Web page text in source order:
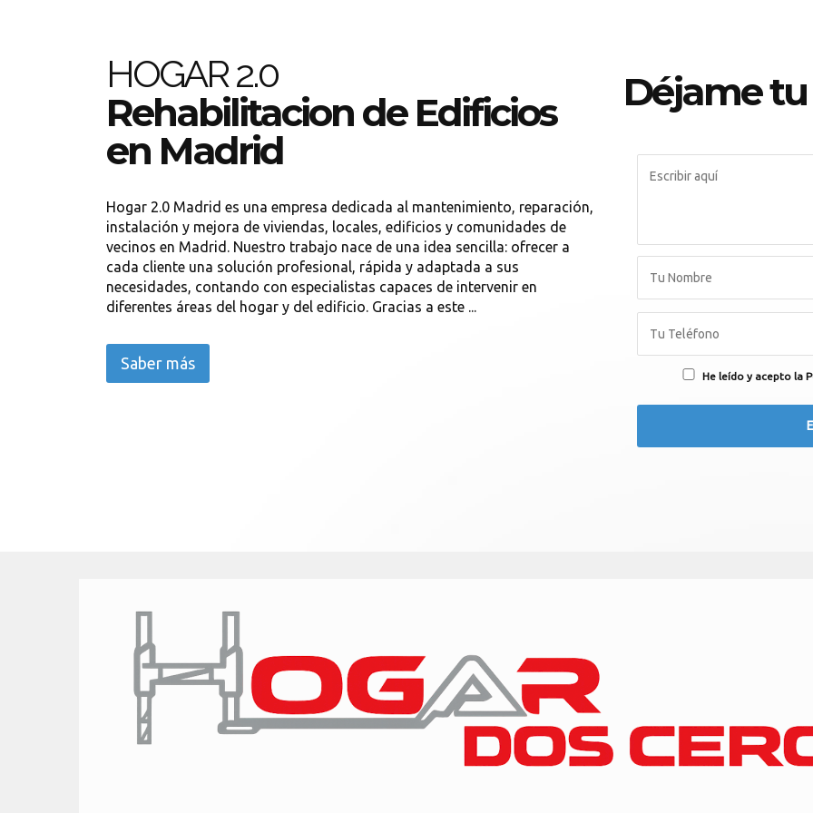
HOGAR 2.0
Rehabilitacion de Edificios
en Madrid
Hogar 2.0 Madrid es una empresa dedicada al mantenimiento, reparación,
instalación y mejora de viviendas, locales, edificios y comunidades de
vecinos en Madrid. Nuestro trabajo nace de una idea sencilla: ofrecer a
cada cliente una solución profesional, rápida y adaptada a sus
necesidades, contando con especialistas capaces de intervenir en
diferentes áreas del hogar y del edificio. Gracias a este ...
Saber más
Déjame tu
He leído y acepto la